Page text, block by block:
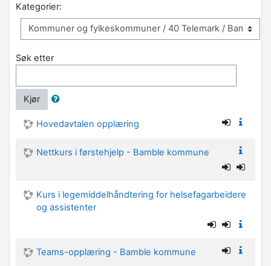
Kategorier:
Søk etter
Kjør
Hovedavtalen opplæring
Nettkurs i førstehjelp - Bamble kommune
Kurs i legemiddelhåndtering for helsefagarbeidere
og assistenter
Teams-opplæring - Bamble kommune